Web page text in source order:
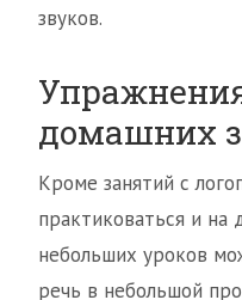
звуков.
домашних
Кроме занятий с
практиковаться и
небольших уроков
речь в небольшой